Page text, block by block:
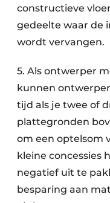
constructieve
gedeelte waar de
wordt vervangen.
5. Als ontwerper
kunnen
tijd als je twee of
plattegronden
om een optelsom
kleine concessies
negatief uit te
besparing aan